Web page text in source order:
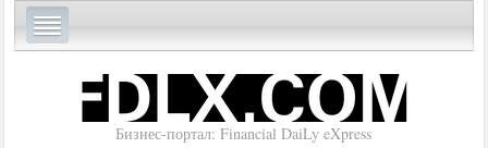
Бизнес-портал: Financial DaiLy eXpress